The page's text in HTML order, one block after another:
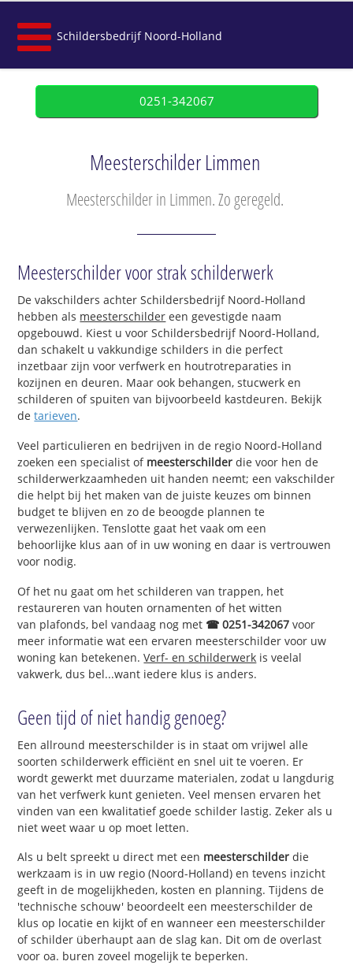
Schildersbedrijf Noord-Holland
0251-342067
Meesterschilder Limmen
Meesterschilder in Limmen. Zo geregeld.
Meesterschilder voor strak schilderwerk
De vakschilders achter Schildersbedrijf Noord-Holland
hebben als meesterschilder een gevestigde naam
opgebouwd. Kiest u voor Schildersbedrijf Noord-Holland,
dan schakelt u vakkundige schilders in die perfect
inzetbaar zijn voor verfwerk en houtrotreparaties in
kozijnen en deuren. Maar ook behangen, stucwerk en
schilderen of spuiten van bijvoorbeeld kastdeuren. Bekijk
detarieven.
Veel particulieren en bedrijven in de regio Noord-Holland
zoeken een specialist of meesterschilder die voor hen de
schilderwerkzaamheden uit handen neemt; een vakschilder
die helpt bij het maken van de juiste keuzes om binnen
budget te blijven en zo de beoogde plannen te
verwezenlijken. Tenslotte gaat het vaak om een
behoorlijke klus aan of in uw woning en daar is vertrouwen
voor nodig.
Of het nu gaat om het schilderen van trappen, het
restaureren van houten ornamenten of het witten
van plafonds, bel vandaag nog met ☎ 0251-342067 voor
meer informatie wat een ervaren meesterschilder voor uw
woning kan betekenen.Verf- en schilderwerk is veelal
vakwerk, dus bel...want iedere klus is anders.
Geen tijd of niet handig genoeg?
Een allround meesterschilder is in staat om vrijwel alle
soorten schilderwerk efficiënt en snel uit te voeren. Er
wordt gewerkt met duurzame materialen, zodat u langdurig
van het verfwerk kunt genieten. Veel mensen ervaren het
vinden van een kwalitatief goede schilder lastig. Zeker als u
niet weet waar u op moet letten.
Als u belt spreekt u direct met een meesterschilder die
werkzaam is in uw regio (Noord-Holland) en tevens inzicht
geeft in de mogelijkheden, kosten en planning. Tijdens de
'technische schouw' beoordeelt een meesterschilder de
klus op locatie en kijkt of en wanneer een meesterschilder
of schilder überhaupt aan de slag kan. Dit om de overlast
voor oa. buren zoveel mogelijk te beperken.